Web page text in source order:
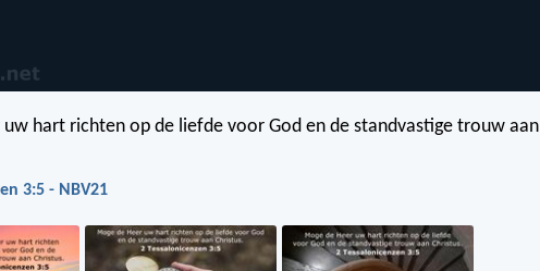
uw hart richten op de liefde voor God en de standvastige trouw aan
3:5 - NBV21